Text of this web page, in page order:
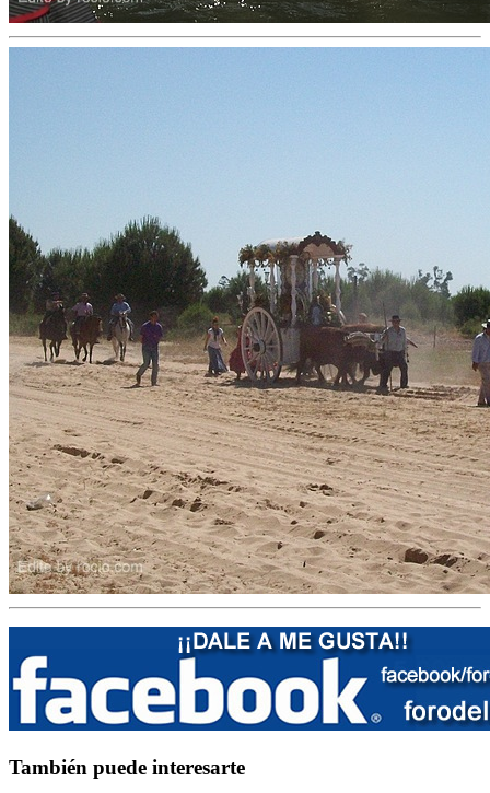
También puede interesarte